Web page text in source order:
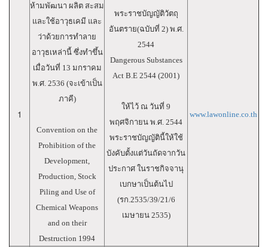
1
ห้ามพัฒนา ผลิต สะสม
และใช้อาวุธเคมี และ
ว่าด้วยการทำลาย
อาวุธเหล่านี้ ซึ่งทำขึ้น
เมื่อวันที่ 13 มกราคม
พ.ศ. 2536 (จะเข้าเป็น
ภาคี)
Convention on the
Prohibition of the
Development,
Production, Stock
Piling and Use of
Chemical Weapons
and on their
Destruction 1994
พระราชบัญญัติวัตถุ
อันตราย(ฉบับที่ 2) พ.ศ.
2544
Dangerous Substances
Act B.E 2544 (2001)
ให้ไว้ ณ วันที่ 9
พฤศจิกายน พ.ศ. 2544
พระราชบัญญัตินี้ให้ใช้
บังคับตั้งแต่วันถัดจากวัน
ประกาศ ในราชกิจจานุ
เบกษาเป็นต้นไป
(รก.2535/39/21/6
เมษายน 2535)
www.lawonline.co.th